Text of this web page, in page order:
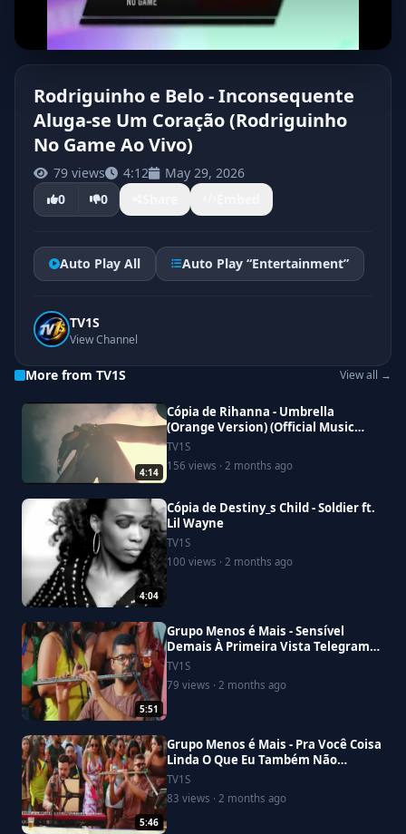
Rodriguinho e Belo - Inconsequente
Aluga-se Um Coração (Rodriguinho
No Game Ao Vivo)
79 views 4:12
May 29, 2026
0
0
Auto Play All Auto Play “Entertainment”
TV1S
View Channel
More from TV1S View all →
4:14
Cópia de Rihanna - Umbrella
(Orange Version) (Official Music
Video) ft. JAY-Z
TV1S
156 views · 2 months ago
4:04
Cópia de Destiny_s Child - Soldier ft.
Lil Wayne
TV1S
100 views · 2 months ago
5:51
Grupo Menos é Mais - Sensível
Demais À Primeira Vista Telegrama
(Ao Vivo) (Clipe Oficial)
TV1S
79 views · 2 months ago
5:46
Grupo Menos é Mais - Pra Você Coisa
Linda O Que Eu Também Não
Entendo (Clipe Oficial)
TV1S
83 views · 2 months ago